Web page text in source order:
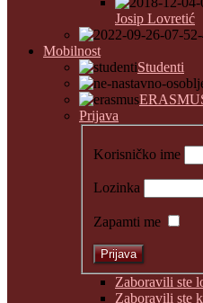
Josip Lovretić
Mobilnost
Studenti
Prijava
Korisničko ime
Lozinka
Zapamti me
Zaboravili ste
Zaboravili ste